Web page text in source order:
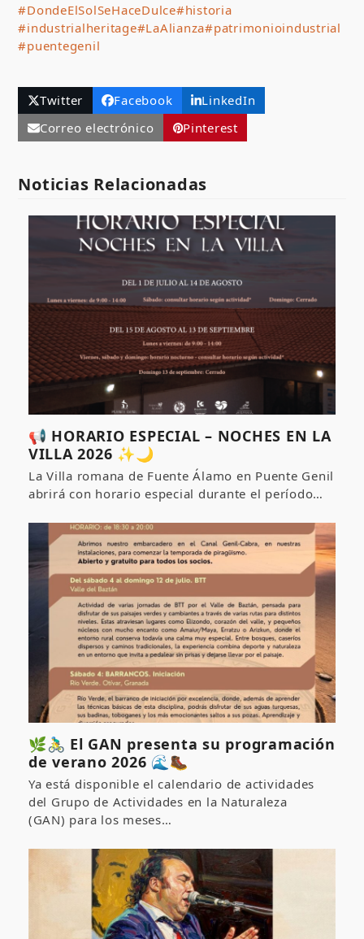
#DondeElSolSeHaceDulce#historia
#industrialheritage#LaAlianza#patrimonioindustrial
#puentegenil
Twitter Facebook
LinkedIn
Correo electrónico
Pinterest
Noticias Relacionadas
📢 HORARIO ESPECIAL – NOCHES EN LA
VILLA 2026 ✨🌙
La Villa romana de Fuente Álamo en Puente Genil
abrirá con horario especial durante el período…
🌿🚴‍♂️ El GAN presenta su programación
de verano 2026 🌊🥾
Ya está disponible el calendario de actividades
del Grupo de Actividades en la Naturaleza
(GAN) para los meses…